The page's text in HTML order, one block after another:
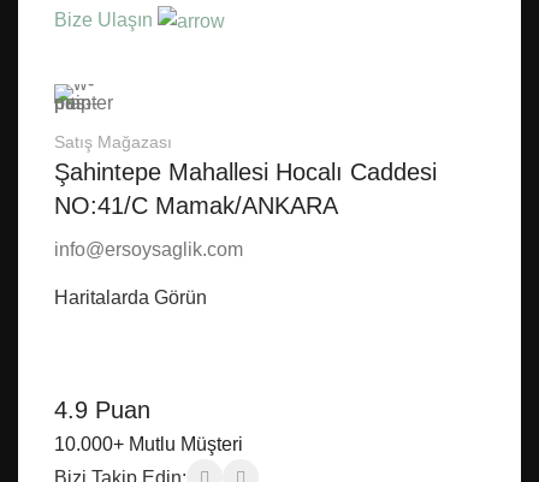
Bize Ulaşın
Satış Mağazası
Şahintepe Mahallesi Hocalı Caddesi
NO:41/C Mamak/ANKARA
info@ersoysaglik.com
Haritalarda Görün
4.9 Puan
10.000+ Mutlu Müşteri
Bizi Takip Edin: